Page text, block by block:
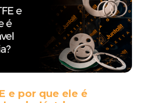
e por que ele é